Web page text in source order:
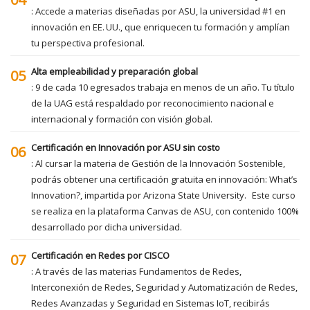
: Accede a materias diseñadas por ASU, la universidad #1 en
innovación en EE. UU., que enriquecen tu formación y amplían
tu perspectiva profesional.
05 Alta empleabilidad y preparación global
: 9 de cada 10 egresados trabaja en menos de un año. Tu título
de la UAG está respaldado por reconocimiento nacional e
internacional y formación con visión global.
06 Certificación en Innovación por ASU sin costo
: Al cursar la materia de Gestión de la Innovación Sostenible,
podrás obtener una certificación gratuita en innovación: What’s
Innovation?, impartida por Arizona State University. Este curso
se realiza en la plataforma Canvas de ASU, con contenido 100%
desarrollado por dicha universidad.
07 Certificación en Redes por CISCO
: A través de las materias Fundamentos de Redes,
Interconexión de Redes, Seguridad y Automatización de Redes,
Redes Avanzadas y Seguridad en Sistemas IoT, recibirás